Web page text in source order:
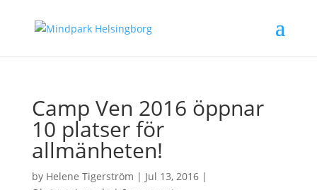
Camp Ven 2016 öppnar
10 platser för
allmänheten!
by Helene Tigerström | Jul 13, 2016|